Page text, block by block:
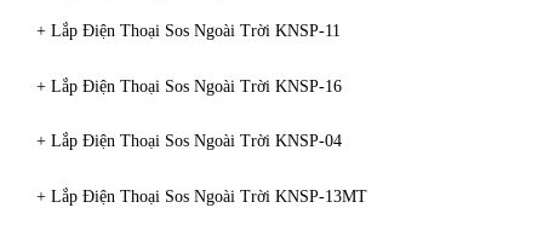
+ Lắp Điện Thoại Sos Ngoài Trời KNSP-11
+ Lắp Điện Thoại Sos Ngoài Trời KNSP-16
+ Lắp Điện Thoại Sos Ngoài Trời KNSP-04
+ Lắp Điện Thoại Sos Ngoài Trời KNSP-13MT